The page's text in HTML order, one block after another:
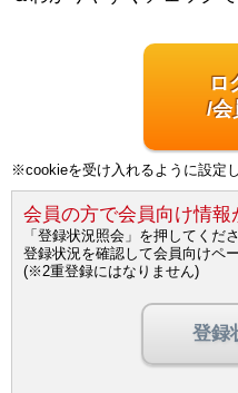
ロ
/会
※cookieを受け入れるように設定
会員の方で会員向け情報
「登録状況照会」を押してくださ
登録状況を確認して会員向けペ
(※2重登録にはなりません)
登録